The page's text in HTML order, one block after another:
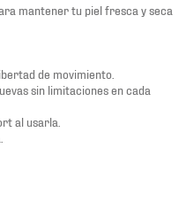
mantener tu piel fresca y seca
de movimiento.
sin limitaciones en cada
al usarla.